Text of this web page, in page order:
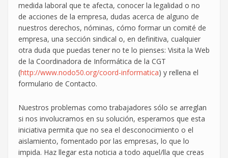
medida laboral que te afecta, conocer la legalidad o no
de acciones de la empresa, dudas acerca de alguno de
nuestros derechos, nóminas, cómo formar un comité de
empresa, una sección sindical o, en definitiva, cualquier
otra duda que puedas tener no te lo pienses: Visita la Web
de la Coordinadora de Informática de la CGT
(http://www.nodo50.org/coord-informatica) y rellena el
formulario de Contacto.
Nuestros problemas como trabajadores sólo se arreglan
si nos involucramos en su solución, esperamos que esta
iniciativa permita que no sea el desconocimiento o el
aislamiento, fomentado por las empresas, lo que lo
impida. Haz llegar esta noticia a todo aquel/lla que creas